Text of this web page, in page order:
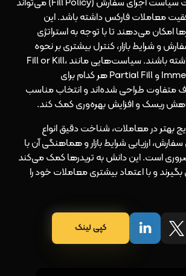
درک و انتخاب درست سیاست اجرای سفارش (Fill Policy) می‌تواند
معاملات فارکس داشته باشد. این
امکان می‌دهند تا با توجه به استراتژی
و شرایط بازار، کنترل بیشتری بر نحوه
اجرای سفارش‌ها داشته باشند. سیاست‌هایی مانند Fill or Kill،
Immediate or Cancel و Partial Fill هر کدام برای
متفاوت طراحی شده‌اند و انتخاب مناسب
ریسک و افزایش بهره‌وری کمک کند.
بهتر در معاملات، شناخت دقیق انواع
ارزیابی شرایط بازار و هماهنگی آن با
است. این دانش به تریدرها کمک می‌کند
و با اعتماد بیشتری معاملات خود را
کپی لینک